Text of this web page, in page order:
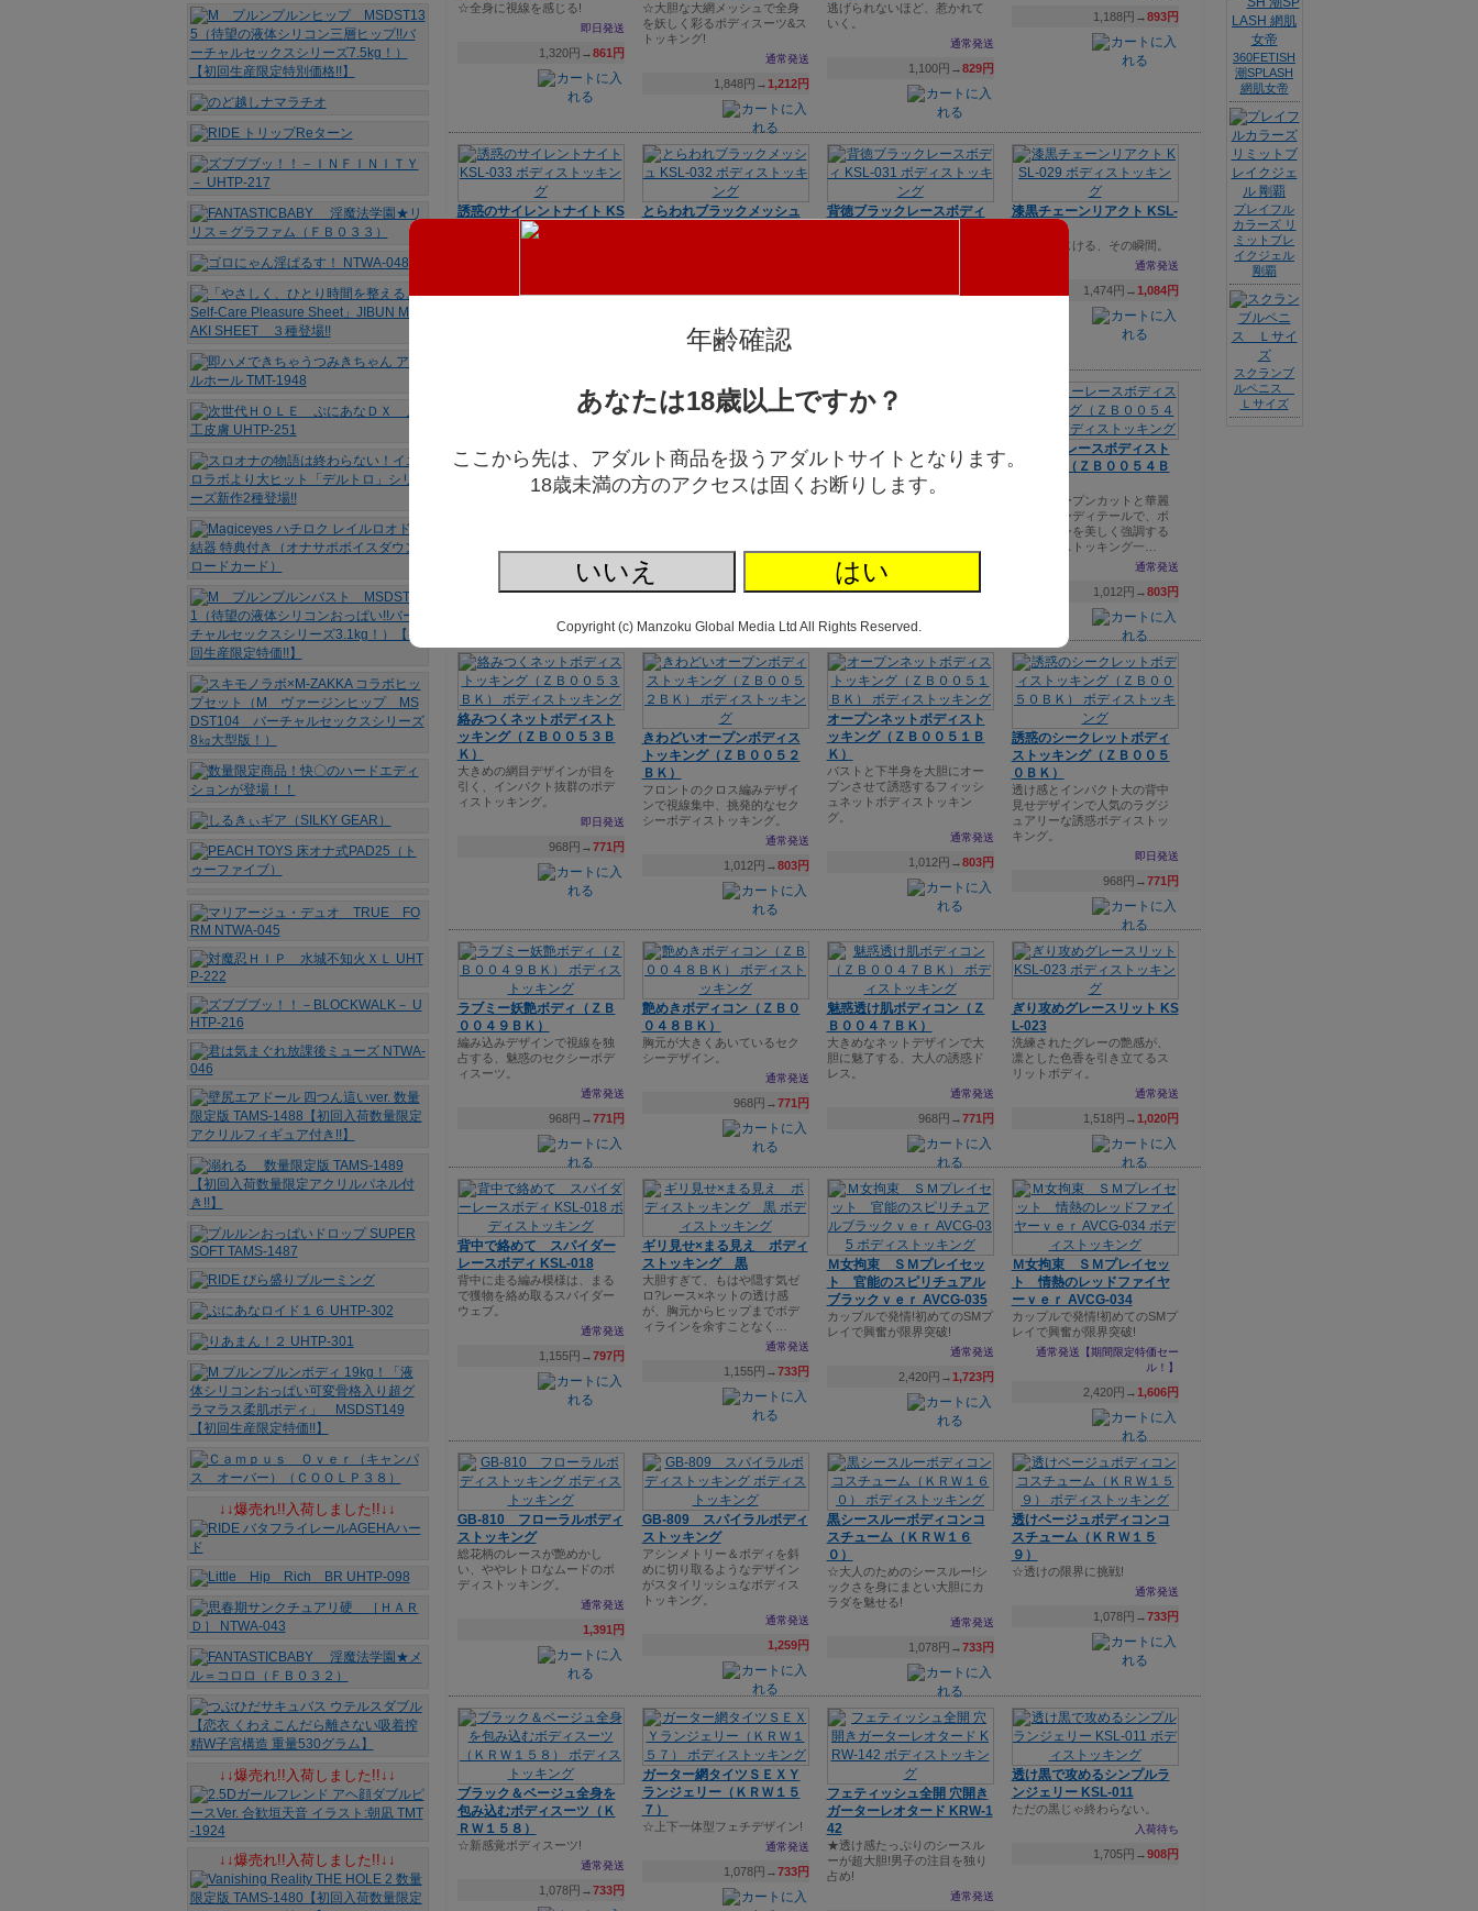
年齢確認
あなたは18歳以上ですか？
ここから先は、アダルト商品を扱うアダルトサイトとなります。
18歳未満の方のアクセスは固くお断りします。
いいえ はい
Copyright (c) Manzoku Global Media Ltd All Rights Reserved.
☆全身に視線を感じる!
即日発送
1,320円→861円
☆大胆な大網メッシュで全身
を妖しく彩るボディスーツ&ス
トッキング!
通常発送
1,848円→1,212円
逃げられないほど、惹かれて
いく。
通常発送
1,100円→829円
1,188円→893円
誘惑のサイレントナイト KS
とらわれブラックメッシュ
背徳ブラックレースボディ
通常発送
漆黒チェーンリアクト KSL-
理性がはじける、その瞬間。
通常発送
1,474円→1,084円
ふわりと舞う蝶のように、視
線を奪って離さない。
ラブミー恋肌テディ（ＺＢ
００５６ＢＫ）
繊細なレースとシースルーメ
ッシュが織りなす、妖艶で小
通常発送
ピュアラブボディストッキ
ング（ＺＢ００５５ＢＫ）
夜をドラマチックに彩るデザ
イン性の高いレースニットボ
ガーターレースボディスト
ッキング（ＺＢ００５４Ｂ
大胆なオープンカットと華麗
なフラワーディテールで、ボ
ディラインを美しく強調する
ガータ一ストッキング一…
通常発送
1,012円→803円
絡みつくネットボディスト
ッキング（ＺＢ００５３Ｂ
Ｋ）
大きめの網目デザインが目を
引く、インパクト抜群のボデ
ィストッキング。
即日発送
968円→771円
きわどいオープンボディス
トッキング（ＺＢ００５２
ＢＫ）
フロントのクロス編みデザイ
ンで視線集中、挑発的なセク
シーボディストッキング。
通常発送
1,012円→803円
オープンネットボディスト
ッキング（ＺＢ００５１Ｂ
Ｋ）
バストと下半身を大胆にオー
プンさせて誘惑するフィッシ
ュネットボディストッキン
グ。
通常発送
1,012円→803円
誘惑のシークレットボディ
ストッキング（ＺＢ００５
０ＢＫ）
透け感とインパクト大の背中
見せデザインで人気のラグジ
ュアリーな誘惑ボディストッ
キング。
即日発送
968円→771円
ラブミー妖艶ボディ（ＺＢ
００４９ＢＫ）
編み込みデザインで視線を独
占する、魅惑のセクシーボデ
ィスーツ。
通常発送
968円→771円
艶めきボディコン（ＺＢ０
０４８ＢＫ）
胸元が大きくあいているセク
シーデザイン。
通常発送
968円→771円
魅惑透け肌ボディコン（Ｚ
Ｂ００４７ＢＫ）
大きめなネットデザインで大
胆に魅了する、大人の誘惑ド
レス。
通常発送
968円→771円
ぎり攻めグレースリット KS
L-023
洗練されたグレーの艶感が、
凛とした色香を引き立てるス
リットボディ。
通常発送
1,518円→1,020円
背中で絡めて スパイダー
レースボディ KSL-018
背中に走る編み模様は、まる
で獲物を絡め取るスパイダー
ウェブ。
通常発送
1,155円→797円
ギリ見せ×まる見え ボディ
ストッキング 黒
大胆すぎて、もはや隠す気ゼ
ロ?レース×ネットの透け感
が、胸元からヒップまでボデ
ィラインを余すことなく…
通常発送
1,155円→733円
Ｍ女拘束 ＳＭプレイセッ
ト 官能のスピリチュアル
ブラックｖｅｒ AVCG-035
カップルで発情!初めてのSMプ
レイで興奮が限界突破!
通常発送
2,420円→1,723円
Ｍ女拘束 ＳＭプレイセッ
ト 情熱のレッドファイヤ
ーｖｅｒ AVCG-034
カップルで発情!初めてのSMプ
レイで興奮が限界突破!
通常発送【期間限定特価セー
ル！】
2,420円→1,606円
GB-810 フローラルボディ
ストッキング
総花柄のレースが艶めかし
い、ややレトロなムードのボ
ディストッキング。
通常発送
1,391円
GB-809 スパイラルボディ
ストッキング
アシンメトリー＆ボディを斜
めに切り取るようなデザイン
がスタイリッシュなボディス
トッキング。
通常発送
1,259円
黒シースルーボディコンコ
スチューム（ＫＲＷ１６
０）
☆大人のためのシースルー!シ
ックさを身にまとい大胆にカ
ラダを魅せる!
通常発送
1,078円→733円
透けベージュボディコンコ
スチューム（ＫＲＷ１５
９）
☆透けの限界に挑戦!
通常発送
1,078円→733円
ブラック＆ベージュ全身を
包み込むボディスーツ（Ｋ
ＲＷ１５８）
☆新感覚ボディスーツ!
通常発送
1,078円→733円
ガーター網タイツＳＥＸＹ
ランジェリー（ＫＲＷ１５
７）
☆上下一体型フェチデザイン!
通常発送
1,078円→733円
フェティッシュ全開 穴開き
ガーターレオタード KRW-1
42
★透け感たっぷりのシースル
ーが超大胆!男子の注目を独り
占め!
通常発送
透け黒で攻めるシンプルラ
ンジェリー KSL-011
ただの黒じゃ終わらない。
入荷待ち
1,705円→908円
↓↓爆売れ!!入荷しました!!↓↓
↓↓爆売れ!!入荷しました!!↓↓
↓↓爆売れ!!入荷しました!!↓↓
360FETISH
潮SPLASH
網肌女帝
プレイフル
カラーズ リ
ミットブレ
イクジェル
剛覇
スクランブ
ルペニス
Ｌサイズ